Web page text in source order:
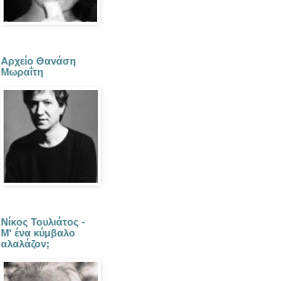
Αρχείο Θανάση
Μωραΐτη
Νίκος Τουλιάτος -
Μ' ένα κύμβαλο
αλαλάζον;